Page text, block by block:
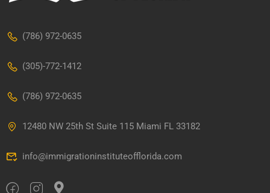
(786) 972-0635
(305)-772-1412
(786) 972-0635
12480 NW 25th St Suite 115 Miami FL 33182
info@immigrationinstituteofflorida.com